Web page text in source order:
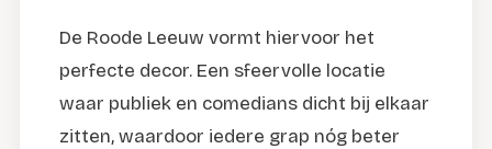
De Roode Leeuw vormt hiervoor het
perfecte decor. Een sfeervolle locatie
waar publiek en comedians dicht bij elkaar
zitten, waardoor iedere grap nóg beter